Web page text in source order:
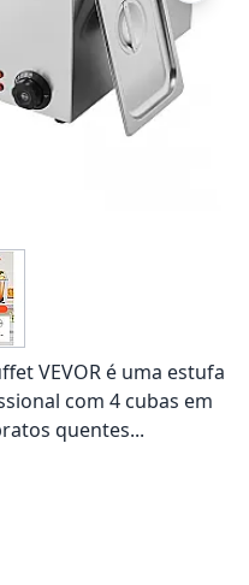
VEVOR é uma estufa
com 4 cubas em
quentes...